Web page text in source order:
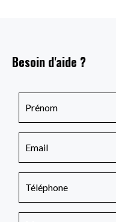
Besoin d'aide ?